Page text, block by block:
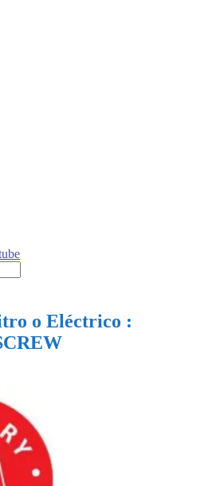
o Eléctrico :